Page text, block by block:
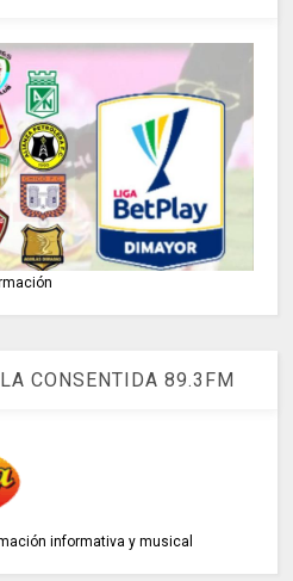
CONSENTIDA 89.3FM
informativa y musical